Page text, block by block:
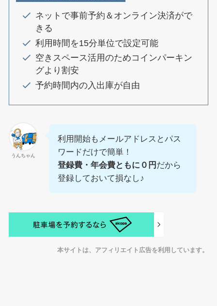
ネットで事前予約＆オンライン決済がで
きる
利用時間を15分単位で設定可能
空きスペース活用のためコインパーキン
グより割安
予約時間内の入出庫が自由
うんちゃん
利用開始もメールアドレスとパス
ワードだけで簡単！
登録費・年会費ともに０円 だから
登録しておいて損なし♪
本サイトは、アフィリエイト広告を利用しています。